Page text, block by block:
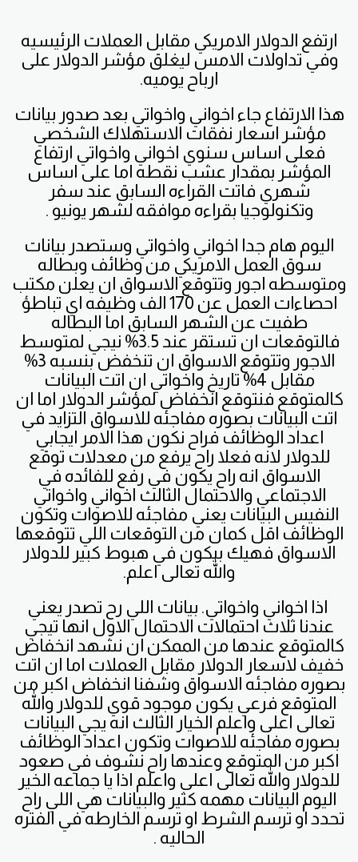
ارتفع الدولار الامريكي مقابل العملات الرئيسيه
وفي تداولات الامس ليغلق مؤشر الدولار على
ارباح يوميه.
هذا الارتفاع جاء اخواني واخواتي بعد صدور بيانات
مؤشر اسعار نفقات الاستهلاك الشخصي
فعلى اساس سنوي اخواني واخواتي ارتفاع
المؤشر بمقدار عشب نقطه اما على اساس
شهري فاتت القراءه السابق عند سفر
وتكنولوجيا بقراءه موافقه لشهر يونيو .
اليوم هام جدا اخواني واخواتي وستصدر بيانات
سوق العمل الامريكي من وظائف وبطاله
ومتوسطه اجور وتتوقع الاسواق ان يعلن مكتب
احصاءات العمل عن 170 الف وظيفه اي تباطؤ
طفيت عن الشهر السابق اما البطاله
فالتوقعات ان تستقر عند 3.5% نيجي لمتوسط
الاجور وتتوقع الاسواق ان تنخفض بنسبه 3%
مقابل 4% تاريخ واخواتي ان اتت البيانات
كالمتوقع فنتوقع انخفاض لمؤشر الدولار اما ان
اتت البيانات بصوره مفاجئه للاسواق التزايد في
اعداد الوظائف فراح نكون هذا الامر ايجابي
للدولار لانه فعلا راح يرفع من معدلات توقع
الاسواق انه راح يكون في رفع للفائده في
الاجتماعي والاحتمال الثالث اخواني واخواتي
النفيس البيانات يعني مفاجئه للاصوات وتكون
الوظائف اقل كمان من التوقعات اللي تتوقعها
الاسواق فهيك بيكون في هبوط كبير للدولار
والله تعالى اعلم.
اذا اخواني واخواتي. بيانات اللي رح تصدر يعني
عندنا ثلاث احتمالات الاحتمال الاول انها تيجي
كالمتوقع عندها من الممكن ان نشهد انخفاض
خفيف لاسعار الدولار مقابل العملات اما ان اتت
بصوره مفاجئه الاسواق وشفنا انخفاض اكبر من
المتوقع فرعي يكون موجود قوي للدولار والله
تعالى اعلى واعلم الخيار الثالث انه يجي البيانات
بصوره مفاجئه للاصوات وتكون اعداد الوظائف
اكبر من المتوقع وعندها راح نشوف في صعود
للدولار والله تعالى اعلى واعلم اذا يا جماعه الخير
اليوم البيانات مهمه كثير والبيانات هي اللي راح
تحدد او ترسم الشرط او ترسم الخارطه في الفتره
الحاليه .